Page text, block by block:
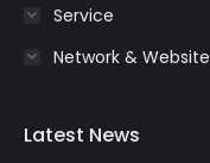
Service
Network & Website
Latest News